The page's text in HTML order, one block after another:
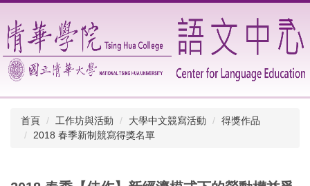
到
主
要
內
容
區
首頁 工作坊與活動 大學中文競寫活動
得獎作品
2018 春季新制競寫得獎名單